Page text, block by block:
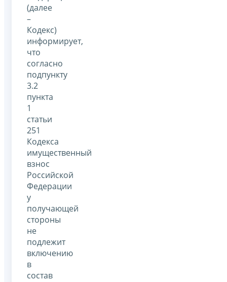
(далее
–
Кодекс)
информирует,
что
согласно
подпункту
3.2
пункта
1
статьи
251
Кодекса
имущественный
взнос
Российской
Федерации
у
получающей
стороны
не
подлежит
включению
в
состав